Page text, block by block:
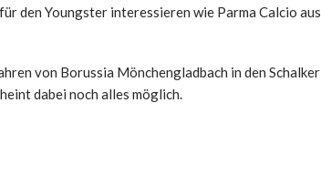
den Youngster interessieren wie Parma Calcio aus
von Borussia Mönchengladbach in den Schalker
dabei noch alles möglich.